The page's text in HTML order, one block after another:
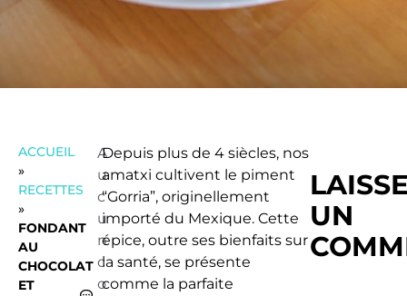
ACCUEIL
»
RECETTES
»
FONDANT
AU
CHOCOLAT
ET
A
u
c
u
n
c
o
Depuis plus de 4 siècles, nos
amatxi cultivent le piment
“Gorria”, originellement
importé du Mexique. Cette
épice, outre ses bienfaits sur
la santé, se présente
comme la parfaite
UN